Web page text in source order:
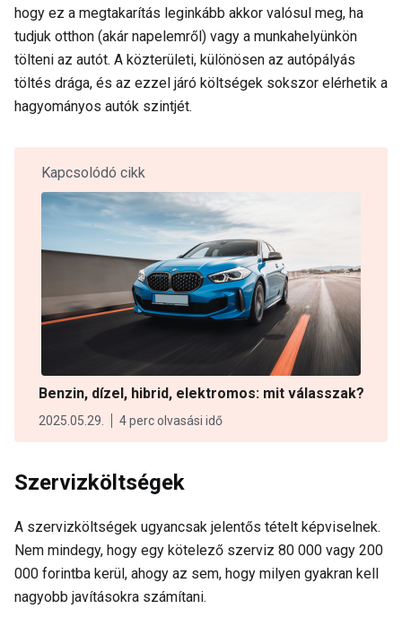
hogy ez a megtakarítás leginkább akkor valósul meg, ha
tudjuk otthon (akár napelemről) vagy a munkahelyünkön
tölteni az autót. A közterületi, különösen az autópályás
töltés drága, és az ezzel járó költségek sokszor elérhetik a
hagyományos autók szintjét.
Kapcsolódó cikk
Benzin, dízel, hibrid, elektromos: mit válasszak?
2025.05.29. 4 perc olvasási idő
Szervizköltségek
A szervizköltségek ugyancsak jelentős tételt képviselnek.
Nem mindegy, hogy egy kötelező szerviz 80 000 vagy 200
000 forintba kerül, ahogy az sem, hogy milyen gyakran kell
nagyobb javításokra számítani.